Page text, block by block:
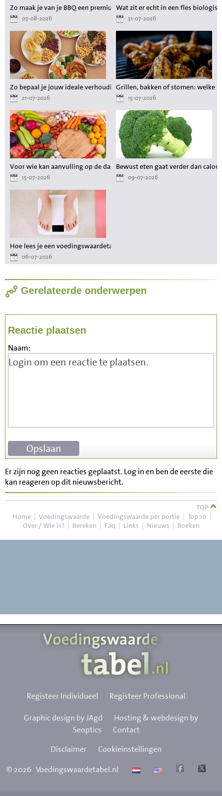
Zo maak je van je BBQ een premium maaltijd zonder gedoe
03-08-2026
Wat zit er echt in een fles
31-07-2026
Zo bepaal je jouw ideale verhouding aan voedingsstoffen tijdens het
21-07-2026
Grillen, bakken of stomen: welke
15-07-2026
Voor wie kan aanvulling op de dagelijkse voeding waardevol zijn?
15-07-2026
Bewust eten gaat verder dan
09-07-2026
Hoe lees je een voedingswaardetabel als je wilt afvallen?
06-07-2026
Gerelateerde onderwerpen
Reactie plaatsen
Naam:
Er zijn nog geen reacties geplaatst. Log in en ben de eerste die
kan reageren op dit nieuwsbericht.
TOP
Home | Voedingswaarde | Voedingswaarde per portie | Top 10 |
Over / Wie is? | Bereken | Faq | Links | Nieuws | Boeken
Registeer Individueel Registeer Professional
Graphic design by JAgd
Hosting & webdesign by
Seoptics
Contact
Disclaimer
Cookieinstellingen
©2026 Voedingswaardetabel.nl